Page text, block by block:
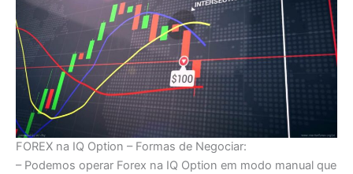
FOREX na IQ Option – Formas de Negociar:
– Podemos operar Forex na IQ Option em modo manual que